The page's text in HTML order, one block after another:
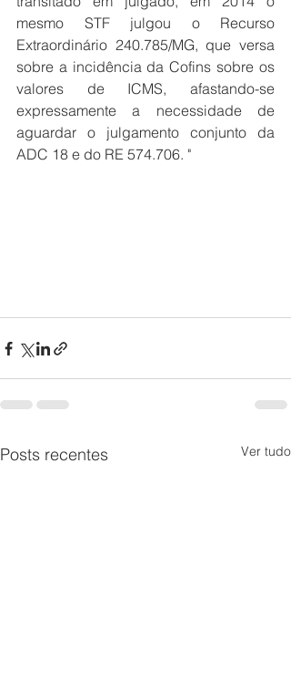
mesmo STF julgou o Recurso
Extraordinário 240.785/MG, que versa
sobre a incidência da Cofins sobre os
valores de ICMS, afastando-se
expressamente a necessidade de
aguardar o julgamento conjunto da
ADC 18 e do RE 574.706. "
Posts recentes Ver tudo